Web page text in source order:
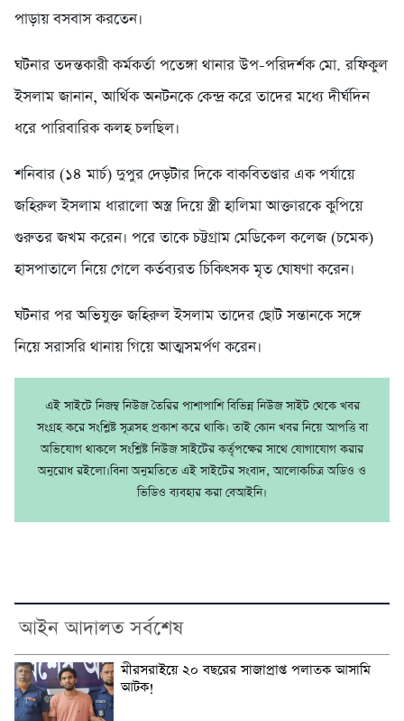
পাড়ায় বসবাস করতেন।
ঘটনার তদন্তকারী কর্মকর্তা পতেঙ্গা থানার উপ-পরিদর্শক মো. রফিকুল
ইসলাম জানান, আর্থিক অনটনকে কেন্দ্র করে তাদের মধ্যে দীর্ঘদিন
ধরে পারিবারিক কলহ চলছিল।
শনিবার (১৪ মার্চ) দুপুর দেড়টার দিকে বাকবিতণ্ডার এক পর্যায়ে
জহিরুল ইসলাম ধারালো অস্ত্র দিয়ে স্ত্রী হালিমা আক্তারকে কুপিয়ে
গুরুতর জখম করেন। পরে তাকে চট্টগ্রাম মেডিকেল কলেজ (চমেক)
হাসপাতালে নিয়ে গেলে কর্তব্যরত চিকিৎসক মৃত ঘোষণা করেন।
ঘটনার পর অভিযুক্ত জহিরুল ইসলাম তাদের ছোট সন্তানকে সঙ্গে
নিয়ে সরাসরি থানায় গিয়ে আত্মসমর্পণ করেন।
এই সাইটে নিজম্ব নিউজ তৈরির পাশাপাশি বিভিন্ন নিউজ সাইট থেকে খবর
সংগ্রহ করে সংশ্লিষ্ট সূত্রসহ প্রকাশ করে থাকি। তাই কোন খবর নিয়ে আপত্তি বা
অভিযোগ থাকলে সংশ্লিষ্ট নিউজ সাইটের কর্তৃপক্ষের সাথে যোগাযোগ করার
অনুরোধ রইলো।বিনা অনুমতিতে এই সাইটের সংবাদ, আলোকচিত্র অডিও ও
ভিডিও ব্যবহার করা বেআইনি।
আইন আদালত সর্বশেষ
মীরসরাইয়ে ২০ বছরের সাজাপ্রাপ্ত পলাতক আসামি
আটক!